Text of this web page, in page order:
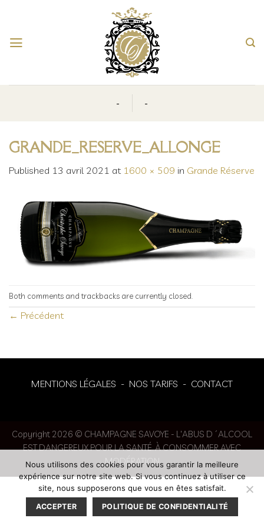
content
- -
GRANDE_RESERVE_ALLONGE
Published 13 avril 2021 at 1600 × 509 in Grande Réserve
Both comments and trackbacks are currently closed.
← Précédent
MENTIONS LÉGALES - NOS TARIFS - CONTACT
Copyright 2026 © CHAMPAGNE SAVOYE - L'ABUS D´ALCOOL
EST DANGEREUX POUR LA SANTÉ. À CONSOMMER AVEC
MODÉRATION
Nous utilisons des cookies pour vous garantir la meilleure
expérience sur notre site web. Si vous continuez à utiliser ce
site, nous supposerons que vous en êtes satisfait.
ACCEPTER POLITIQUE DE CONFIDENTIALITÉ